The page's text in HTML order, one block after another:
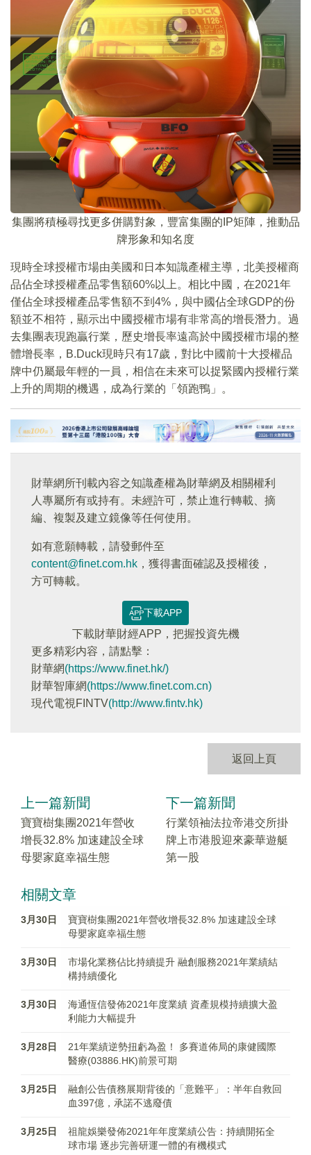
集團將積極尋找更多併購對象，豐富集團的IP矩陣，推動品
牌形象和知名度
現時全球授權市場由美國和日本知識產權主導，北美授權商
品佔全球授權產品零售額60%以上。相比中國，在2021年
僅佔全球授權產品零售額不到4%，與中國佔全球GDP的份
額並不相符，顯示出中國授權市場有非常高的增長潛力。過
去集團表現跑贏行業，歷史增長率遠高於中國授權市場的整
體增長率，B.Duck現時只有17歲，對比中國前十大授權品
牌中仍屬最年輕的一員，相信在未來可以捉緊國內授權行業
上升的周期的機遇，成為行業的「領跑鴨」。
財華網所刊載內容之知識產權為財華網及相關權利
人專屬所有或持有。未經許可，禁止進行轉載、摘
編、複製及建立鏡像等任何使用。
如有意願轉載，請發郵件至
content@finet.com.hk ，獲得書面確認及授權後，
方可轉載。
下載APP
下載財華財經APP，把握投資先機
更多精彩内容，請點擊：
財華網(https://www.finet.hk/)
財華智庫網(https://www.finet.com.cn)
現代電視FINTV(http://www.fintv.hk)
返回上頁
上一篇新聞
寶寶樹集團2021年營收
增長32.8% 加速建設全球
母嬰家庭幸福生態
下一篇新聞
行業領袖法拉帝港交所掛
牌上市港股迎來豪華遊艇
第一股
相關文章
3月30日
寶寶樹集團2021年營收增長32.8% 加速建設全球
母嬰家庭幸福生態
3月30日
市場化業務佔比持續提升 融創服務2021年業績結
構持續優化
3月30日
海通恆信發佈2021年度業績 資產規模持續擴大盈
利能力大幅提升
3月28日
21年業績逆勢扭虧為盈！ 多賽道佈局的康健國際
醫療(03886.HK)前景可期
3月25日
融創公告債務展期背後的「意難平」：半年自救回
血397億，承諾不逃廢債
3月25日
祖龍娛樂發佈2021年年度業績公告：持續開拓全
球市場 逐步完善研運一體的有機模式